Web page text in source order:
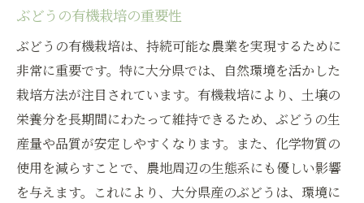
ぶどうの有機栽培の重要性
ぶどうの有機栽培は、持続可能な農業を実現するために
非常に重要です。特に大分県では、自然環境を活かした
栽培方法が注目されています。有機栽培により、土壌の
栄養分を長期間にわたって維持できるため、ぶどうの生
産量や品質が安定しやすくなります。また、化学物質の
使用を減らすことで、農地周辺の生態系にも優しい影響
を与えます。これにより、大分県産のぶどうは、環境に